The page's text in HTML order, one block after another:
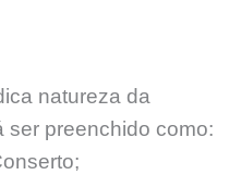
natureza da
ser preenchido como: